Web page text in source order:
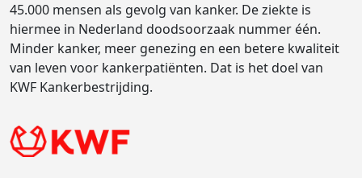
45.000 mensen als gevolg van kanker. De ziekte is
hiermee in Nederland doodsoorzaak nummer één.
Minder kanker, meer genezing en een betere kwaliteit
van leven voor kankerpatiënten. Dat is het doel van
KWF Kankerbestrijding.